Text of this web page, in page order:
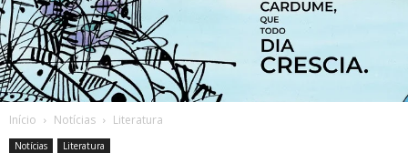
Início Notícias Literatura
Notícias Literatura